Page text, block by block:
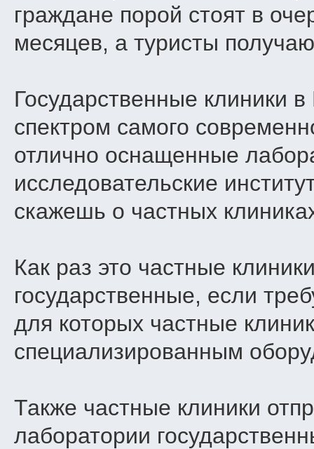
граждане порой стоят в
месяцев, а туристы
Государственные клиники
спектром самого
отлично оснащенные
исследовательские
скажешь о частных
Как раз это частные
государственные, если
для которых частные
специализированным
Также частные клиники
лаборатории